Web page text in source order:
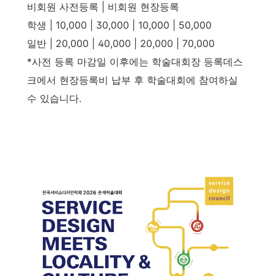
비회원 사전등록 | 비회원 현장등록
학생 | 10,000 | 30,000 | 10,000 | 50,000
일반 | 20,000 | 40,000 | 20,000 | 70,000
*사전 등록 마감일 이후에는 학술대회장 등록데스
크에서 현장등록비 납부 후 학술대회에 참여하실
수 있습니다.